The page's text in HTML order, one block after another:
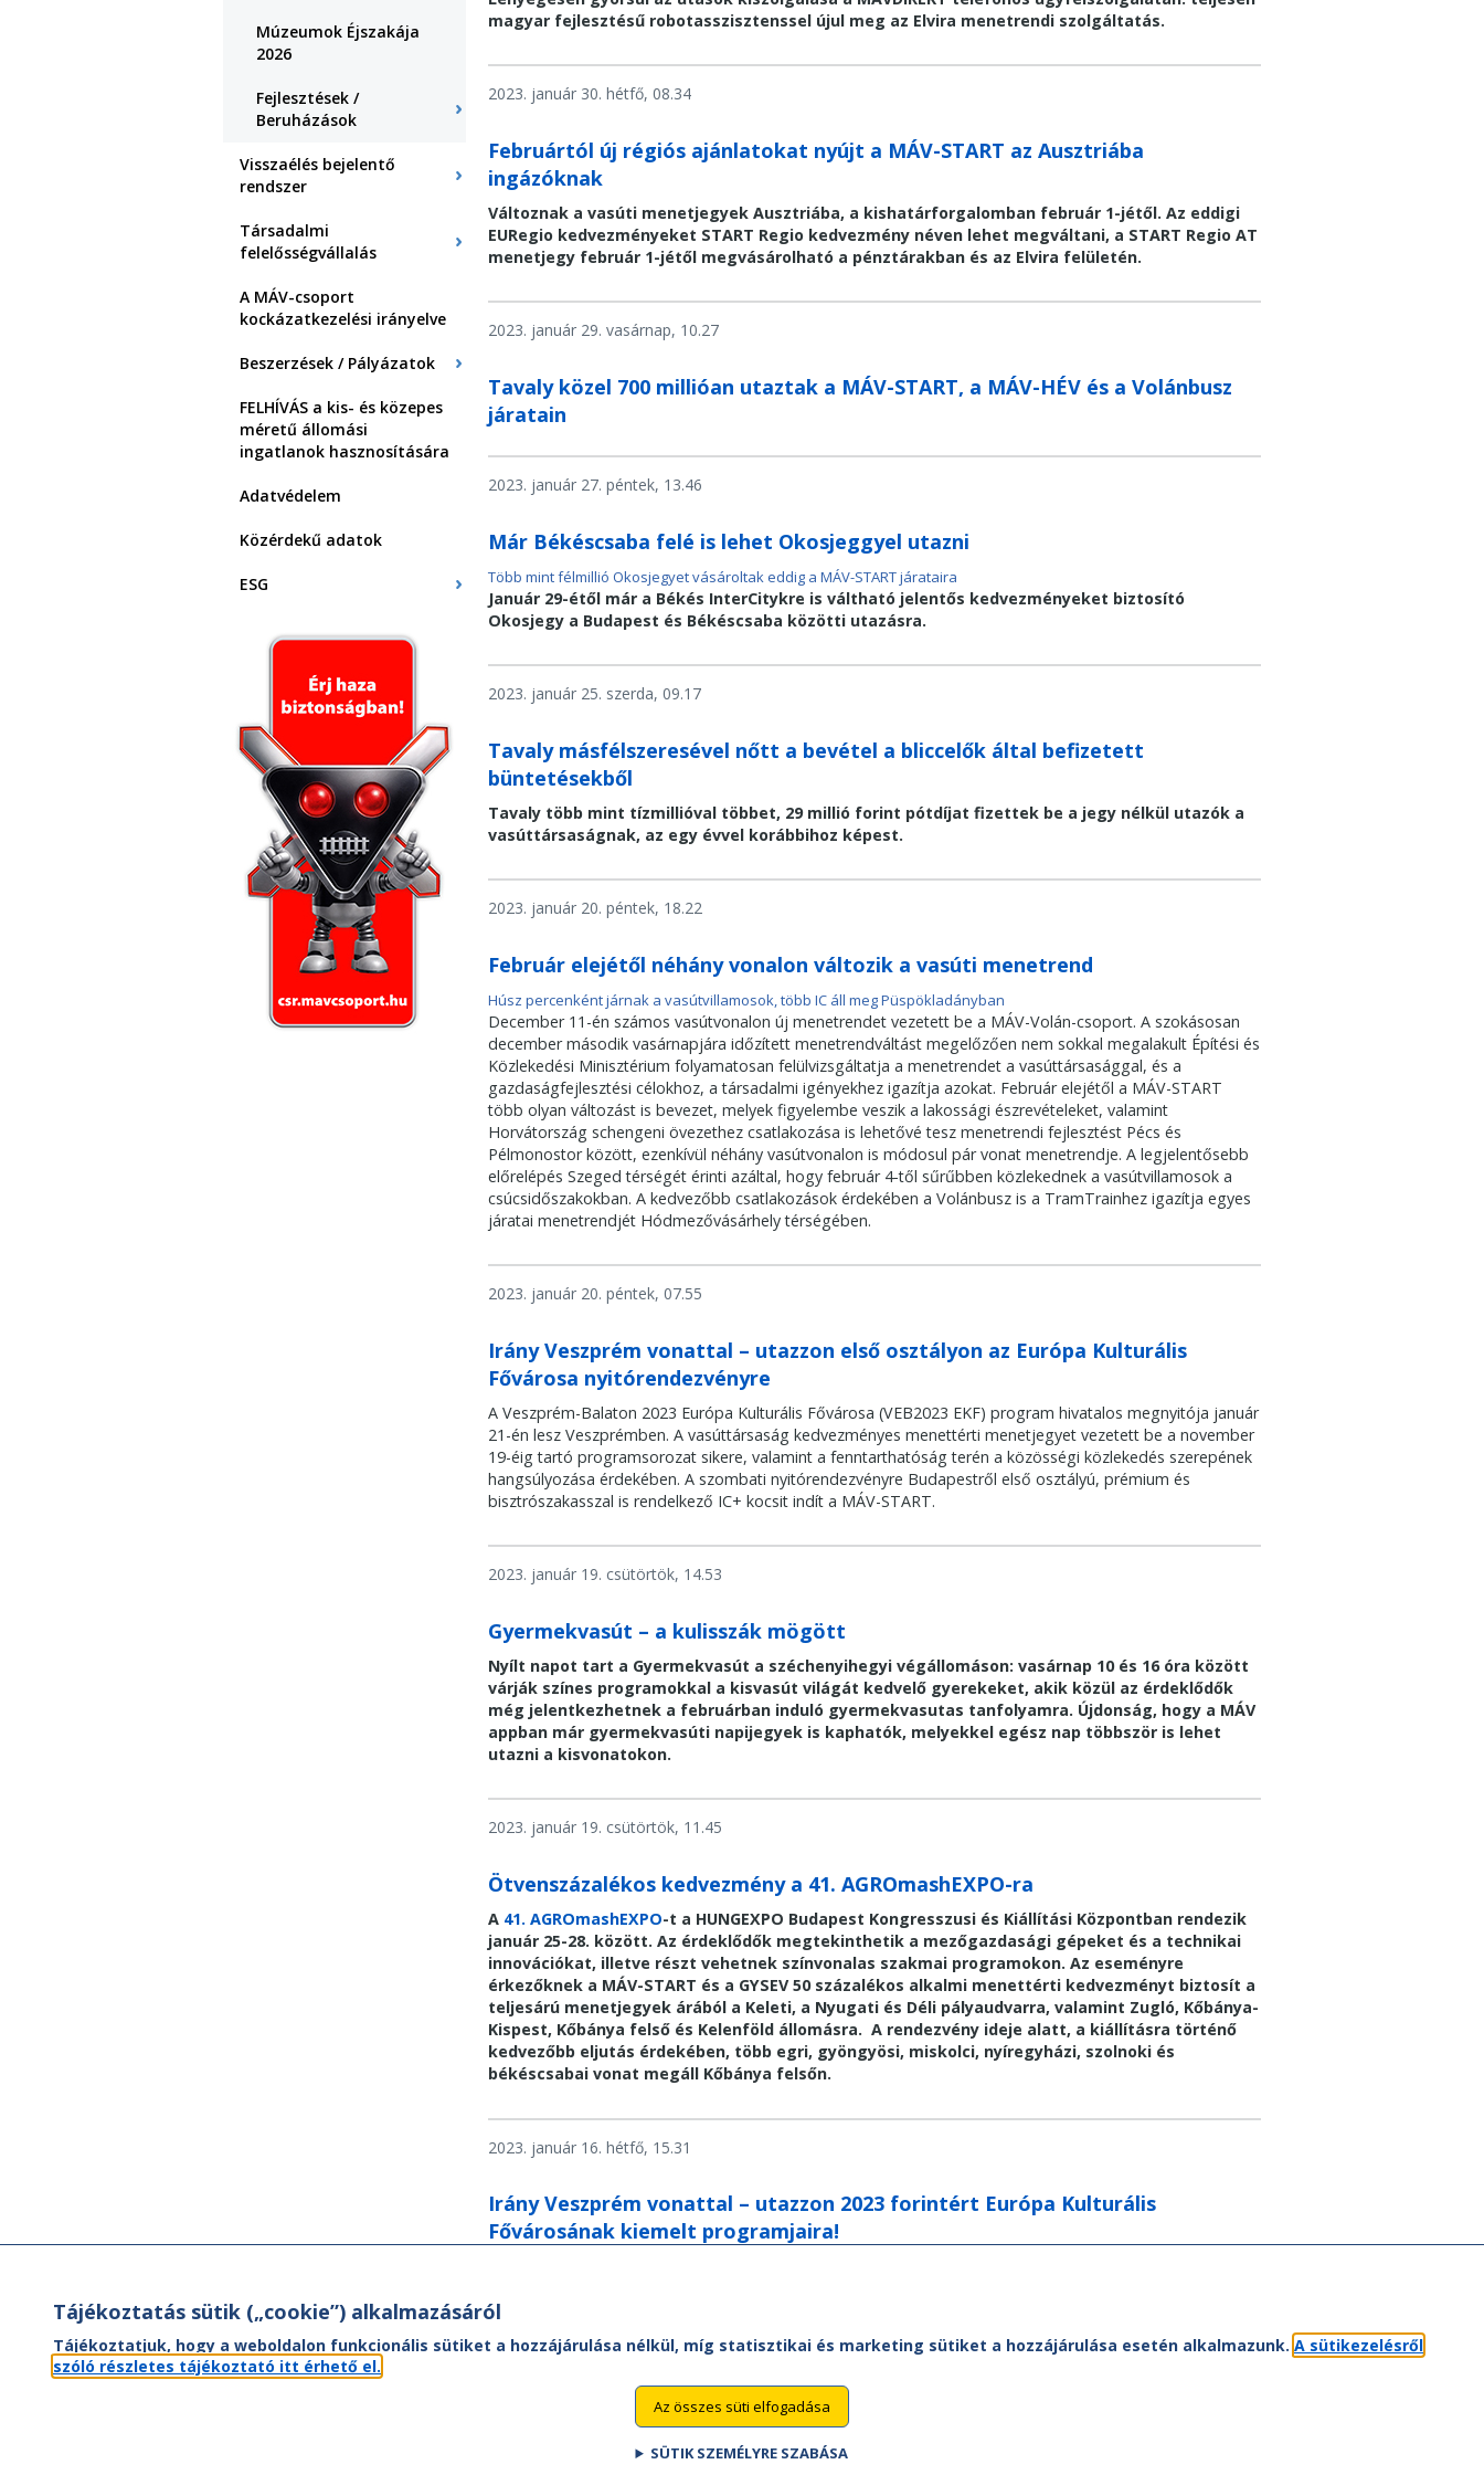
Múzeumok Éjszakája
2026
Fejlesztések /
Beruházások
Visszaélés bejelentő
rendszer
Társadalmi
felelősségvállalás
A MÁV-csoport
kockázatkezelési irányelve
Beszerzések / Pályázatok
FELHÍVÁS a kis- és közepes
méretű állomási
ingatlanok hasznosítására
Adatvédelem
Közérdekű adatok
ESG
magyar fejlesztésű robotasszisztenssel újul meg az Elvira menetrendi szolgáltatás.
2023. január 30. hétfő, 08.34
Februártól új régiós ajánlatokat nyújt a MÁV-START az Ausztriába
ingázóknak
Változnak a vasúti menetjegyek Ausztriába, a kishatárforgalomban február 1-jétől. Az eddigi
EURegio kedvezményeket START Regio kedvezmény néven lehet megváltani, a START Regio AT
menetjegy február 1-jétől megvásárolható a pénztárakban és az Elvira felületén.
2023. január 29. vasárnap, 10.27
Tavaly közel 700 millióan utaztak a MÁV-START, a MÁV-HÉV és a Volánbusz
járatain
2023. január 27. péntek, 13.46
Már Békéscsaba felé is lehet Okosjeggyel utazni
Több mint félmillió Okosjegyet vásároltak eddig a MÁV-START járataira
Január 29-étől már a Békés InterCitykre is váltható jelentős kedvezményeket biztosító
Okosjegy a Budapest és Békéscsaba közötti utazásra.
2023. január 25. szerda, 09.17
Tavaly másfélszeresével nőtt a bevétel a bliccelők által befizetett
büntetésekből
Tavaly több mint tízmillióval többet, 29 millió forint pótdíjat fizettek be a jegy nélkül utazók a
vasúttársaságnak, az egy évvel korábbihoz képest.
2023. január 20. péntek, 18.22
Február elejétől néhány vonalon változik a vasúti menetrend
Húsz percenként járnak a vasútvillamosok, több IC áll meg Püspökladányban
December 11-én számos vasútvonalon új menetrendet vezetett be a MÁV-Volán-csoport. A szokásosan
december második vasárnapjára időzített menetrendváltást megelőzően nem sokkal megalakult Építési és
Közlekedési Minisztérium folyamatosan felülvizsgáltatja a menetrendet a vasúttársasággal, és a
gazdaságfejlesztési célokhoz, a társadalmi igényekhez igazítja azokat. Február elejétől a MÁV-START
több olyan változást is bevezet, melyek figyelembe veszik a lakossági észrevételeket, valamint
Horvátország schengeni övezethez csatlakozása is lehetővé tesz menetrendi fejlesztést Pécs és
Pélmonostor között, ezenkívül néhány vasútvonalon is módosul pár vonat menetrendje. A legjelentősebb
előrelépés Szeged térségét érinti azáltal, hogy február 4-től sűrűbben közlekednek a vasútvillamosok a
csúcsidőszakokban. A kedvezőbb csatlakozások érdekében a Volánbusz is a TramTrainhez igazítja egyes
járatai menetrendjét Hódmezővásárhely térségében.
2023. január 20. péntek, 07.55
Irány Veszprém vonattal – utazzon első osztályon az Európa Kulturális
Fővárosa nyitórendezvényre
A Veszprém-Balaton 2023 Európa Kulturális Fővárosa (VEB2023 EKF) program hivatalos megnyitója január
21-én lesz Veszprémben. A vasúttársaság kedvezményes menettérti menetjegyet vezetett be a november
19-éig tartó programsorozat sikere, valamint a fenntarthatóság terén a közösségi közlekedés szerepének
hangsúlyozása érdekében. A szombati nyitórendezvényre Budapestről első osztályú, prémium és
bisztrószakasszal is rendelkező IC+ kocsit indít a MÁV-START.
2023. január 19. csütörtök, 14.53
Gyermekvasút – a kulisszák mögött
Nyílt napot tart a Gyermekvasút a széchenyihegyi végállomáson: vasárnap 10 és 16 óra között
várják színes programokkal a kisvasút világát kedvelő gyerekeket, akik közül az érdeklődők
még jelentkezhetnek a februárban induló gyermekvasutas tanfolyamra. Újdonság, hogy a MÁV
appban már gyermekvasúti napijegyek is kaphatók, melyekkel egész nap többször is lehet
utazni a kisvonatokon.
2023. január 19. csütörtök, 11.45
Ötvenszázalékos kedvezmény a 41. AGROmashEXPO-ra
A 41. AGROmashEXPO-t a HUNGEXPO Budapest Kongresszusi és Kiállítási Központban rendezik
január 25-28. között. Az érdeklődők megtekinthetik a mezőgazdasági gépeket és a technikai
innovációkat, illetve részt vehetnek színvonalas szakmai programokon. Az eseményre
érkezőknek a MÁV-START és a GYSEV 50 százalékos alkalmi menettérti kedvezményt biztosít a
teljesárú menetjegyek árából a Keleti, a Nyugati és Déli pályaudvarra, valamint Zugló, Kőbánya-
Kispest, Kőbánya felső és Kelenföld állomásra. A rendezvény ideje alatt, a kiállításra történő
kedvezőbb eljutás érdekében, több egri, gyöngyösi, miskolci, nyíregyházi, szolnoki és
békéscsabai vonat megáll Kőbánya felsőn.
2023. január 16. hétfő, 15.31
Irány Veszprém vonattal – utazzon 2023 forintért Európa Kulturális
Fővárosának kiemelt programjaira!
Oldalak
Tájékoztatás sütik („cookie”) alkalmazásáról
Tájékoztatjuk, hogy a weboldalon funkcionális sütiket a hozzájárulása nélkül, míg statisztikai és marketing sütiket a hozzájárulása esetén alkalmazunk. A sütikezelésről
szóló részletes tájékoztató itt érhető el.
Az összes süti elfogadása
SÜTIK SZEMÉLYRE SZABÁSA